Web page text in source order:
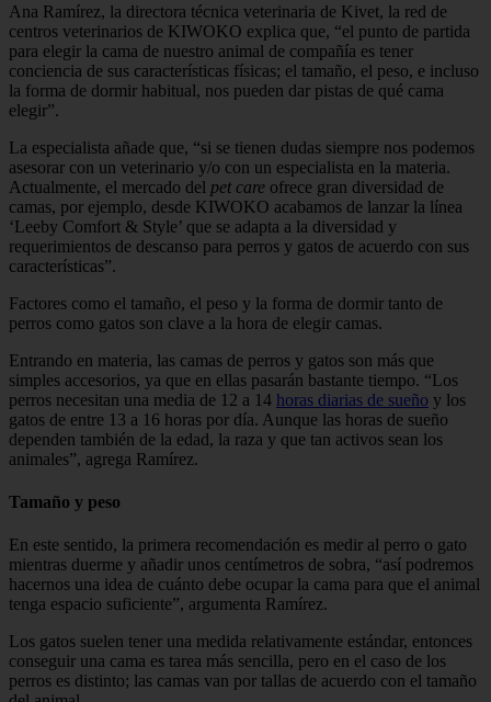
Ana Ramírez, la directora técnica veterinaria de Kivet, la red de
centros veterinarios de KIWOKO explica que, “el punto de partida
para elegir la cama de nuestro animal de compañía es tener
conciencia de sus características físicas; el tamaño, el peso, e incluso
la forma de dormir habitual, nos pueden dar pistas de qué cama
elegir”.
La especialista añade que, “si se tienen dudas siempre nos podemos
asesorar con un veterinario y/o con un especialista en la materia.
Actualmente, el mercado del pet care ofrece gran diversidad de
camas, por ejemplo, desde KIWOKO acabamos de lanzar la línea
‘Leeby Comfort & Style’ que se adapta a la diversidad y
requerimientos de descanso para perros y gatos de acuerdo con sus
características”.
Factores como el tamaño, el peso y la forma de dormir tanto de
perros como gatos son clave a la hora de elegir camas.
Entrando en materia, las camas de perros y gatos son más que
simples accesorios, ya que en ellas pasarán bastante tiempo. “Los
perros necesitan una media de 12 a 14 horas diarias de sueño y los
gatos de entre 13 a 16 horas por día. Aunque las horas de sueño
dependen también de la edad, la raza y que tan activos sean los
animales”, agrega Ramírez.
Tamaño y peso
En este sentido, la primera recomendación es medir al perro o gato
mientras duerme y añadir unos centímetros de sobra, “así podremos
hacernos una idea de cuánto debe ocupar la cama para que el animal
tenga espacio suficiente”, argumenta Ramírez.
Los gatos suelen tener una medida relativamente estándar, entonces
conseguir una cama es tarea más sencilla, pero en el caso de los
perros es distinto; las camas van por tallas de acuerdo con el tamaño